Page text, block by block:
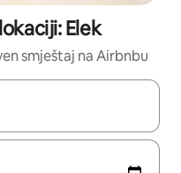
Elek
smještaj na Airbnbu
se gore i dolje pomoću